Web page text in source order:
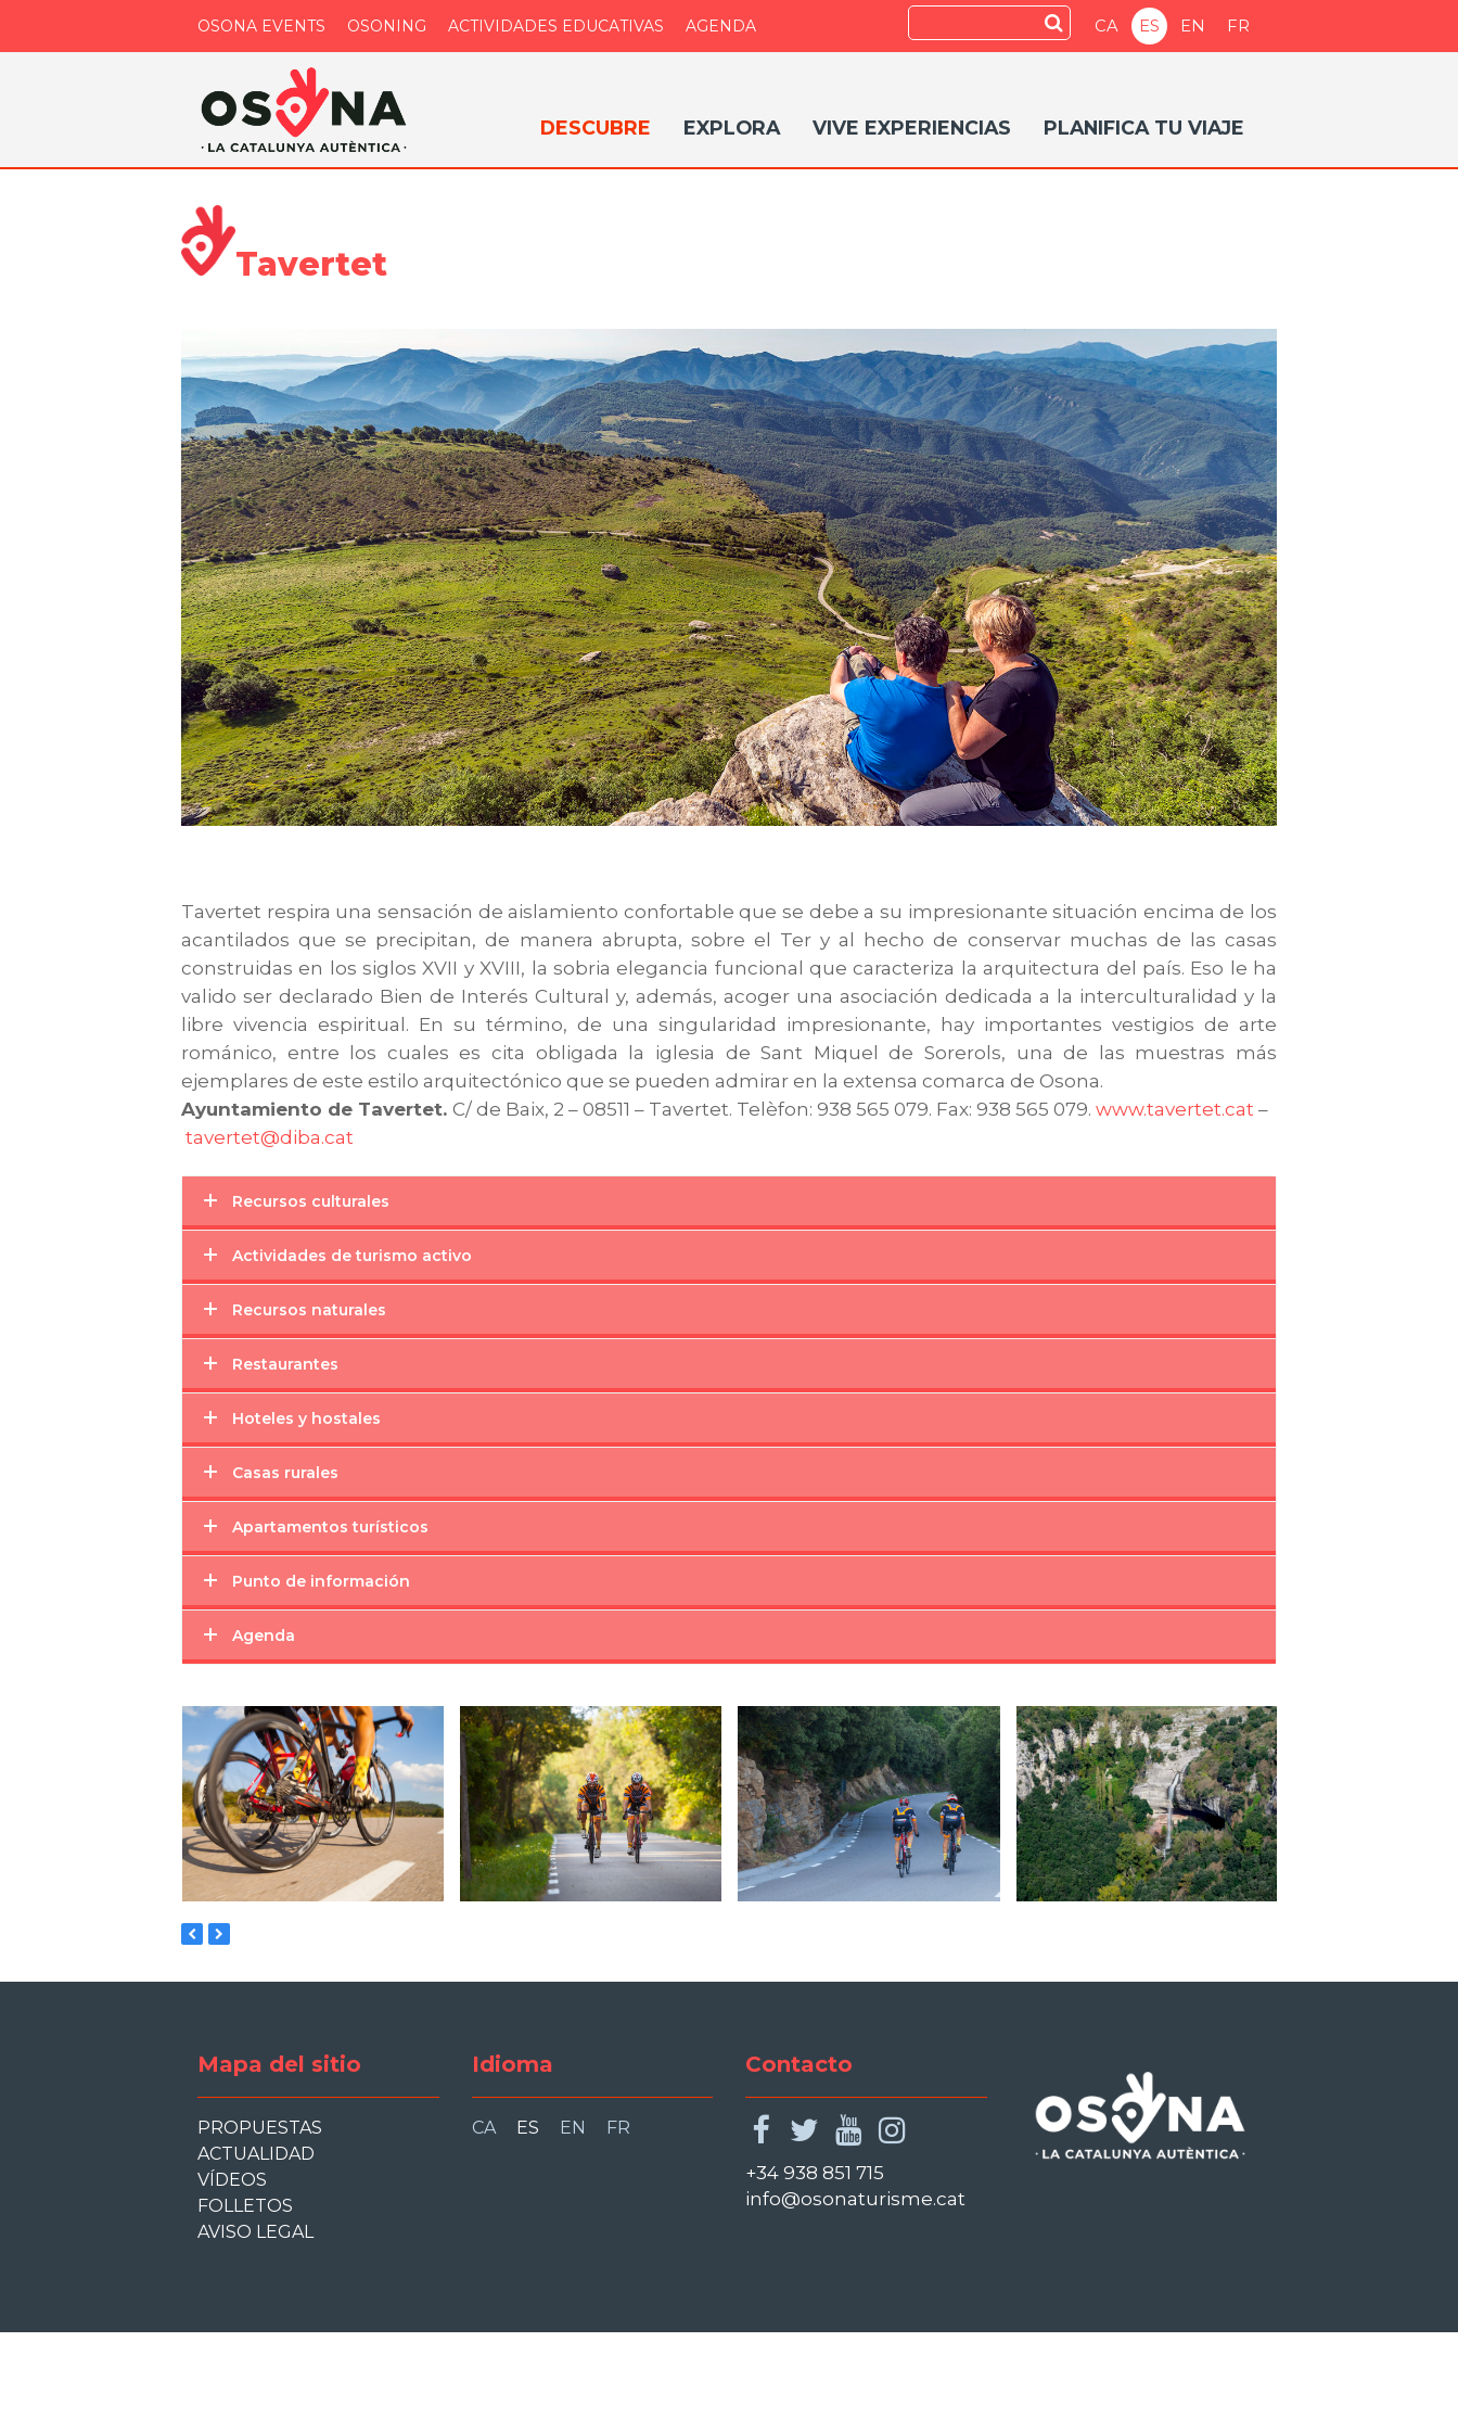
OSONA EVENTS OSONING ACTIVIDADES EDUCATIVAS AGENDA CA ES EN FR
Enviar
DESCUBRE EXPLORA VIVE EXPERIENCIAS PLANIFICA TU VIAJE
Tavertet
Tavertet respira una sensación de aislamiento confortable que se debe a su impresionante situación encima de los
acantilados que se precipitan, de manera abrupta, sobre el Ter y al hecho de conservar muchas de las casas
construidas en los siglos XVII y XVIII, la sobria elegancia funcional que caracteriza la arquitectura del país. Eso le ha
valido ser declarado Bien de Interés Cultural y, además, acoger una asociación dedicada a la interculturalidad y la
libre vivencia espiritual. En su término, de una singularidad impresionante, hay importantes vestigios de arte
románico, entre los cuales es cita obligada la iglesia de Sant Miquel de Sorerols, una de las muestras más
ejemplares de este estilo arquitectónico que se pueden admirar en la extensa comarca de Osona.
Ayuntamiento de Tavertet. C/ de Baix, 2 – 08511 – Tavertet. Telèfon: 938 565 079. Fax: 938 565 079. www.tavertet.cat –
tavertet@diba.cat
Recursos culturales
Actividades de turismo activo
Recursos naturales
Restaurantes
Hoteles y hostales
Casas rurales
Apartamentos turísticos
Punto de información
Agenda
previous
Mapa del sitio
PROPUESTAS
ACTUALIDAD
VÍDEOS
FOLLETOS
AVISO LEGAL
Idioma
CA ES EN FR
Contacto
facebook
twitteryoutube
instagram
+34 938 851 715
info@osonaturisme.cat